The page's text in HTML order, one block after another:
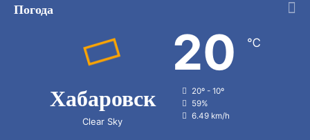
Погода
Хабаровск
Clear Sky
20 ℃
20º - 10º
59%
6.49 km/h